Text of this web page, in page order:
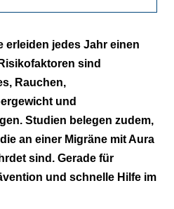
Migräne
Vorsorgepotenzial
erleiden jedes Jahr einen
sind
Rauchen,
und
Studien belegen zudem,
an einer Migräne mit Aura
sind. Gerade für
und schnelle Hilfe im